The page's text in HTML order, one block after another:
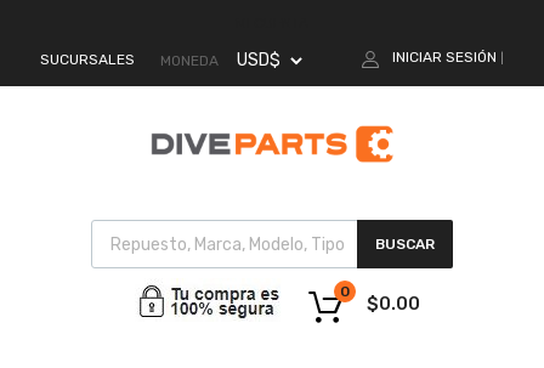
SUCURSALES MONEDA INICIAR SESIÓN
BUSCAR
$0.00
0